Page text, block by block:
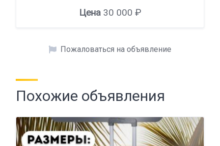
Цена30 000 ₽
Пожаловаться на объявление
Похожие объявления